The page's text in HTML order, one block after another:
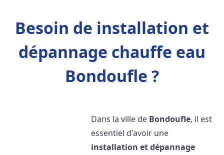
Besoin de installation et
dépannage chauffe eau
Bondoufle ?
Dans la ville de Bondoufle, il est
essentiel d'avoir une
installation et dépannage